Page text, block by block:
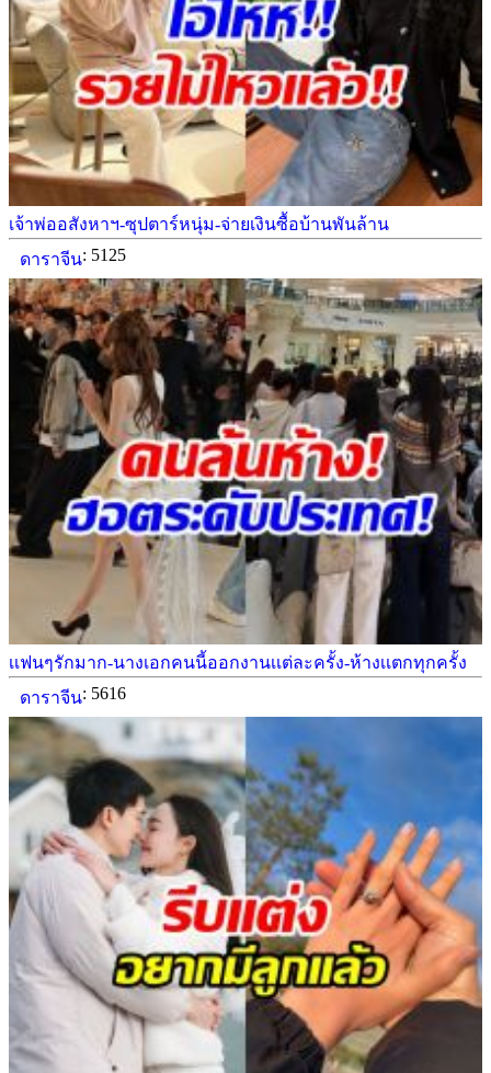
เจ้าพ่ออสังหาฯ-ซุปตาร์หนุ่ม-จ่ายเงินซื้อบ้านพันล้าน
ดาราจีน: 5125
เเฟนๆรักมาก-นางเอกคนนี้ออกงานเเต่ละครั้ง-ห้างเเตกทุกครั้ง
ดาราจีน: 5616